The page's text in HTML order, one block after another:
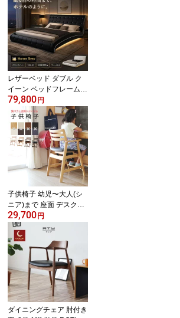
ダブル ダブル リバーシ
ブル折りたたみ 3分割 片
面メッシュ 通気性 抗菌
防臭 防汚 高反発入り 子
供用 2段ベッド 親子ベッ
ド 一人暮らし 来客用 Mu
rren Sleep BM5500SS
レザーベッド ダブル ク
イーン ベッドフレーム単
品 LEDライト13色 ハイ
バック 背もたれ すのこ
耐荷重300kg PUレザー
ホワイト ブラック 流線
型 ホテルライク ホテル
仕様 北欧 GYHC QOG-3
0K/QOG-50K 背もたれ
デザイナーズベッド 高級
79,800 円
子供椅子 幼児〜大人(シ
ニア)まで 座面 デスクチ
ェア 疲れない 足置き高
さ調整可能姿勢 集中力U
P キッズダイニングチェ
ア 子供椅子 学習チェア
学習椅子 頭の良くなる椅
子 木製 子供椅いす ビー
ンズチェア デスクチェア
座面角度調整 chair 家具
m163-bns-ch-t
29,700 円
ダイニングチェア 肘付き